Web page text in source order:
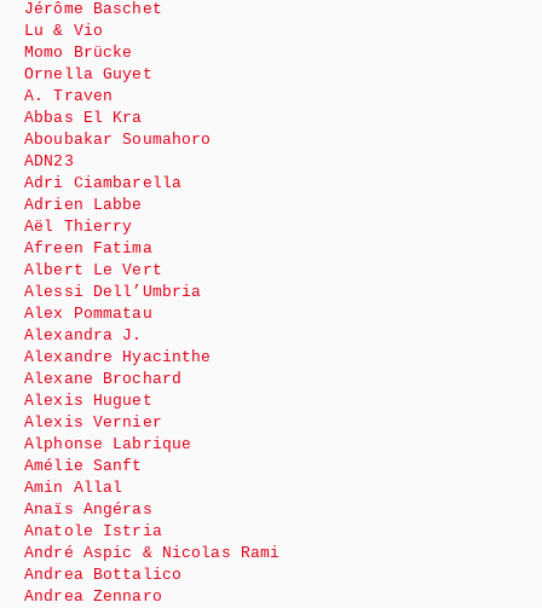
Jérôme Baschet
Lu & Vio
Momo Brücke
Ornella Guyet
A. Traven
Abbas El Kra
Aboubakar Soumahoro
ADN23
Adri Ciambarella
Adrien Labbe
Aël Thierry
Afreen Fatima
Albert Le Vert
Alessi Dell’Umbria
Alex Pommatau
Alexandra J.
Alexandre Hyacinthe
Alexane Brochard
Alexis Huguet
Alexis Vernier
Alphonse Labrique
Amélie Sanft
Amin Allal
Anaïs Angéras
Anatole Istria
André Aspic & Nicolas Rami
Andrea Bottalico
Andrea Zennaro